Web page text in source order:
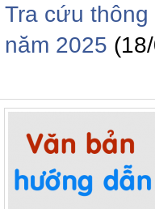
Tra cứu
năm 2025